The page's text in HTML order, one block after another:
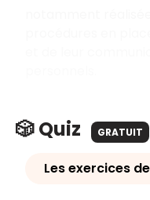
🎲 Quiz GRATUIT
Les exercices